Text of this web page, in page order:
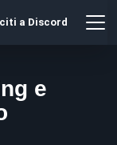
a Discord
e